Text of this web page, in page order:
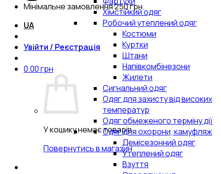
Мінімальне замовлення250 грн.
UA
Увійти / Реєстрація
0.00грн
У кошику немає товарів.
Повернутись в магазин
Хімстійкий одяг
Робочий утеплений одяг
Костюми
Куртки
Штани
Напівкомбінезони
Жилети
Сигнальний одяг
Одяг для захисту від високих
температур
Одяг обмеженого терміну дії
Одяг для охорони, камуфляж
Демісезонний одяг
Утеплений одяг
Взуття